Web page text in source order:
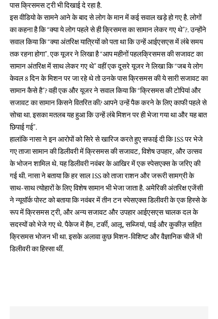
पास क्रिसमस ट्री भी दिखाई दे रहा है.
इस वीडियो के सामने आने के बाद से लोग के मान में कई सवाल खड़े हो गए है. लोगों
का कहना है कि “क्या ये लोग पहले से ही क्रिसमस का सामान लेकर गए थे”?. उन्होंने
सवाल किया कि “क्या अंतरिक्ष यात्रियों को पता था कि उन्हें आईएसएस में लंबे समय
तक रहना होगा”. एक यूजर ने लिखा है “आप महीनों पहलक्रिसमस की सजावट का
सामान अंतरिक्ष में साथ लेकर गए थे” वहीं एक दूसरे यूजर ने लिखा कि “जब ये लोग
केवल 8 दिन के मिशन पर जा रहे थे तो उनके पास क्रिसमस की ये सारी सजावट का
सामान कैसे है”? वही एक और यूजर ने सवाल किया कि “क्रिसमस की टोपियां और
सजावट का सामान किसने वितरित की? आपने उन्हें पैक करने के लिए काफी पहले से
सोचा था. इसका मतलब यह हुआ कि उन्हें लंबे मिशन पर ही भेजा गया था और यह बात
छिपाई गई”.
हालांकि नासा ने इन आरोपों को सिरे से खारिज करते हुए सफाई दी कि ISS पर भेजे
गए ताजा सामान की डिलीवरी में क्रिसमस की सजावट, विशेष उपहार, और उत्सव
के भोजन शामिल थे. यह डिलीवरी नवंबर के आखिर में एक स्पेसएक्स के जरिए की
गई थी. नासा ने बताया कि हर साल ISS को ताजा राशन और जरूरी सामग्री के
साथ-साथ त्योहारों के लिए विशेष सामान भी भेजा जाता है. अमेरिकी अंतरिक्ष एजेंसी
ने न्यूयॉर्क पोस्ट को बताया कि नवंबर में तीन टन स्पेसएक्स डिलीवरी के एक हिस्से के
रूप में क्रिसमस ट्री, और अन्य सजावट और उपहार आईएसएस चालक दल के
सदस्यों को भेजे गए थे. पैकेज में हैम, टर्की, आलू, सब्जियां, पाई और कुकीज़ सहित
क्रिसमस भोजन भी था. इसके अलावा कुछ मिशन-विशिष्ट और वैज्ञानिक चीजें भी
डिलीवरी का हिस्सा थीं.